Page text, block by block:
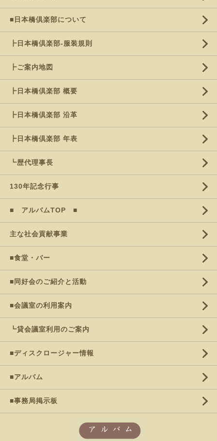
■日本橋倶楽部について
┣日本橋倶楽部-服装規則
┣ご案内地図
┣日本橋倶楽部 概要
┣日本橋倶楽部 沿革
┣日本橋倶楽部 年表
┗歴代理事長
130年記念行事
■ アルバムTOP ■
主な社会貢献事業
■食堂・バー
■同好会のご紹介と活動
■会議室の利用案内
┗貸会議室利用のご案内
■ディスクロージャー情報
■アルバム
■事務局掲示板